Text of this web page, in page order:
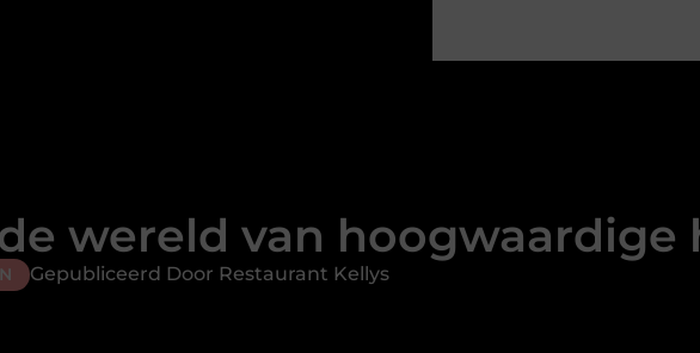
wereld van
Gepubliceerd Door Restaurant Kellys